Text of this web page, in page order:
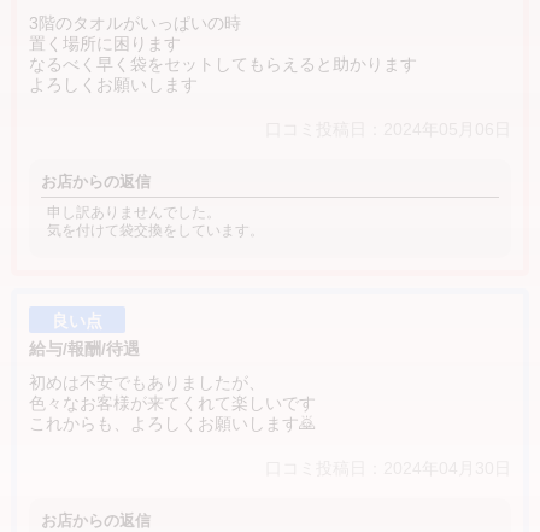
3階のタオルがいっぱいの時
置く場所に困ります
なるべく早く袋をセットしてもらえると助かります
よろしくお願いします
お店からの返信
申し訳ありませんでした。
気を付けて袋交換をしています。
良い点
給与/報酬/待遇
初めは不安でもありましたが、
色々なお客様が来てくれて楽しいです
これからも、よろしくお願いします🙇
お店からの返信